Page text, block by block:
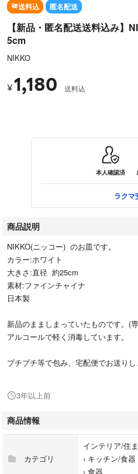
送料込 匿名配送
【新品・匿名配送送料込み
5cm
NIKKO
¥1,180 送料込
本人確認済
ラクマ
商品説明
NIKKO(ニッコー) のお皿です。
カラー:ホワイト
大きさ:直径 約25cm
素材:ファインチャイナ
日本製
新品のまましまっていたものです。(
アルコールで軽く消毒しています。
プチプチ等で包み、宅配便でお送りし
※お値下げコメントにはご返信してお
よろしくお願い致します。
美品ですが、完璧な品をお探しの方
カラー···ホワイト
3年以上前
商品情報
カテゴリ
インテリア/住
› キッチン/食器
› 食器